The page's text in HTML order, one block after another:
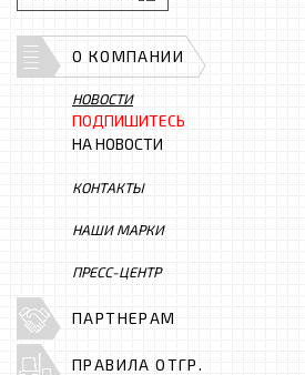
О КОМПАНИИ
НОВОСТИ
ПОДПИШИТЕСЬ
НА НОВОСТИ
КОНТАКТЫ
НАШИ МАРКИ
ПРЕСС-ЦЕНТР
ПАРТНЕРАМ
ПРАВИЛА ОТГР.